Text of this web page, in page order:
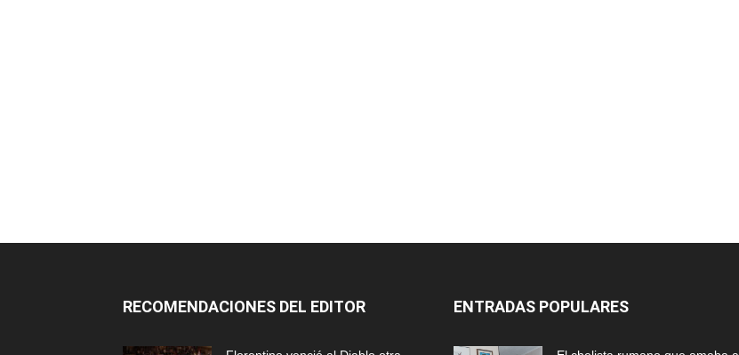
RECOMENDACIONES DEL EDITOR ENTRADAS POPULARES